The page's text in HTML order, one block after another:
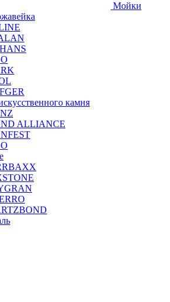
Мойки
камня
ALLIANCE